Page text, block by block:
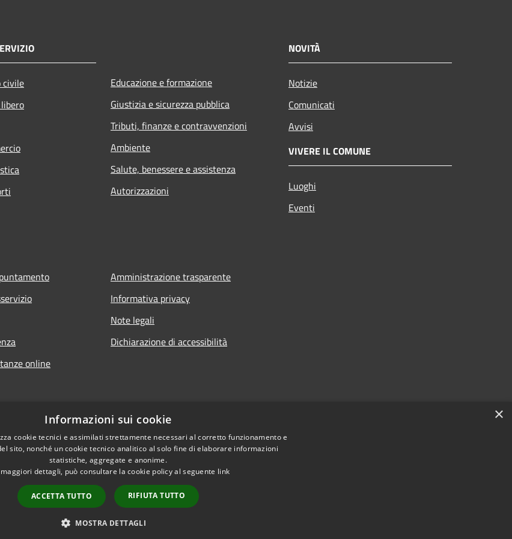
civile
Educazione e formazione
Giustizia e sicurezza pubblica
Tributi, finanze e contravvenzioni
Ambiente
Salute, benessere e assistenza
Autorizzazioni
NOVITÀ
Notizie
Comunicati
Avvisi
VIVERE IL COMUNE
Luoghi
Eventi
online
Amministrazione trasparente
Informativa privacy
Note legali
Dichiarazione di accessibilità
Copyright © 2026 • Comune di Caltanissetta • Powered by
×
Informazioni sui cookie
cookie tecnici e assimilati strettamente necessari al corretto funzionamento e
sito, nonché un cookie tecnico analitico al solo fine di elaborare informazioni
statistiche, aggregate e anonime.
maggiori dettagli, può consultare la cookie policy al seguente link
ACCETTA TUTTO RIFIUTA TUTTO
MOSTRA DETTAGLI